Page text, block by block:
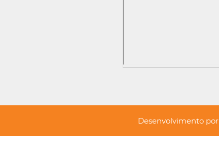
Desenvolvimento por